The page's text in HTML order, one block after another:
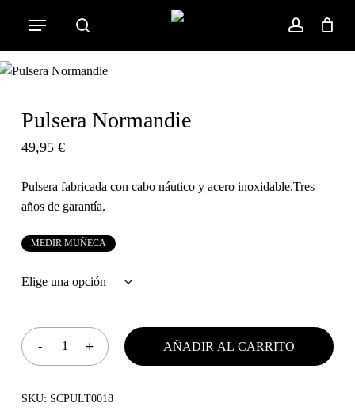
main
content
search account
Menu
Cart
Close
Pulsera Normandie
49,95 €
Pulsera fabricada con cabo náutico y acero inoxidable.Tres
años de garantía.
MEDIR MUÑECA
AÑADIR AL CARRITO
SKU: SCPULT0018